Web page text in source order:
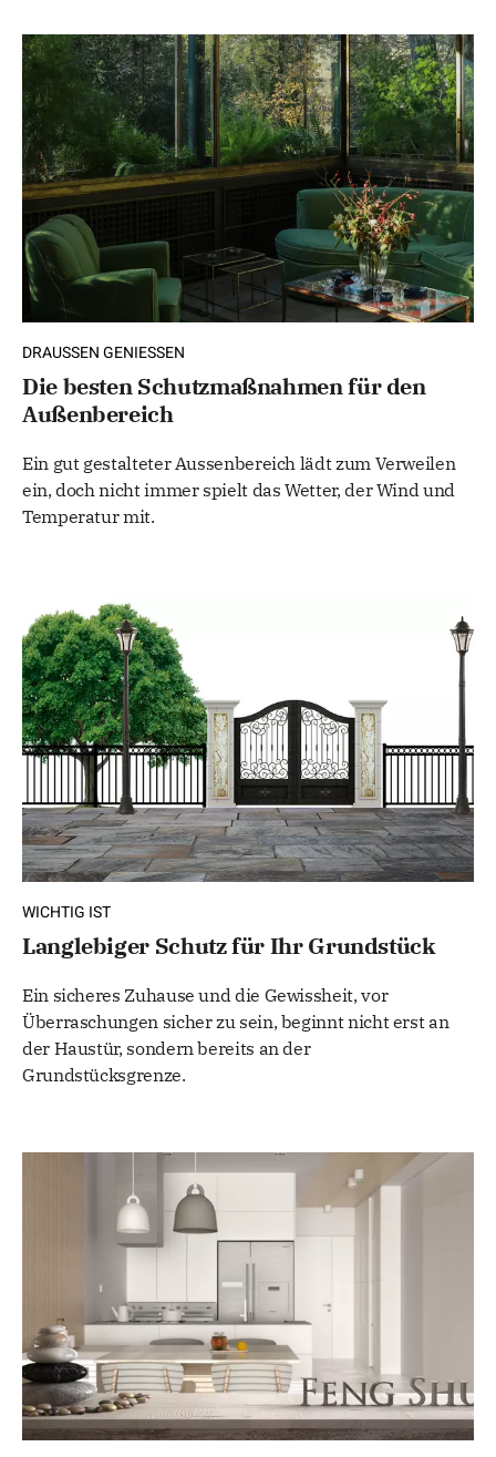
DRAUSSEN GENIESSEN
Die besten Schutzmaßnahmen für den
Außenbereich
Ein gut gestalteter Aussenbereich lädt zum Verweilen
ein, doch nicht immer spielt das Wetter, der Wind und
Temperatur mit.
WICHTIG IST
Langlebiger Schutz für Ihr Grundstück
Ein sicheres Zuhause und die Gewissheit, vor
Überraschungen sicher zu sein, beginnt nicht erst an
der Haustür, sondern bereits an der
Grundstücksgrenze.